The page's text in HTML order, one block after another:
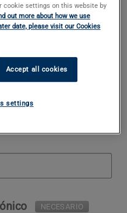
NECESARIO
cookie settings on this website by
out more about how we use
date, please visit our Cookies
Accept all cookies
settings